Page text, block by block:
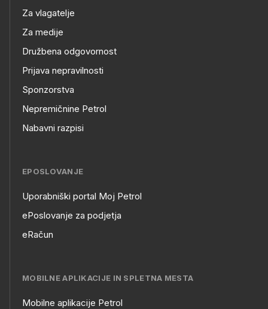
Za vlagatelje
Za medije
Družbena odgovornost
Prijava nepravilnosti
Sponzorstva
Nepremičnine Petrol
Nabavni razpisi
EPOSLOVANJE
EPOSLOVANJE
Uporabniški portal Moj Petrol
ePoslovanje za podjetja
eRačun
MOBILNE APLIKACIJE IN SPLETNA MESTA
Mobilne aplikacije Petrol